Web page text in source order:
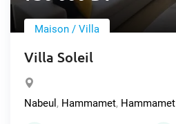
Maison / Villa
Villa Soleil
Nabeul , Hammamet, Hammamet